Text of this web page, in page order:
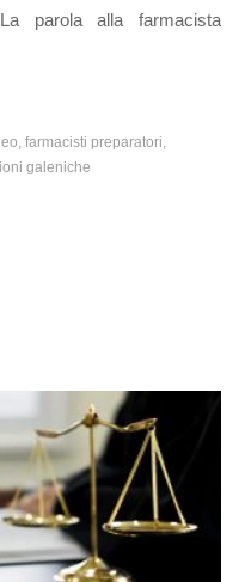
parola alla farmacista
farmacisti preparatori
galeniche